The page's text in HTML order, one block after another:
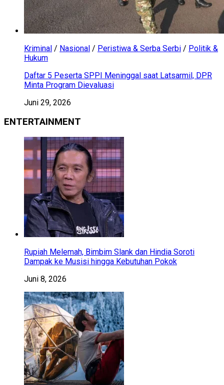
Kriminal / Nasional / Peristiwa & Serba Serbi / Politik &
Hukum
Daftar 5 Peserta SPPI Meninggal saat Latsarmil, DPR
Minta Program Dievaluasi
Juni 29, 2026
ENTERTAINMENT
Rupiah Melemah, Bimbim Slank dan Hindia Soroti
Dampak ke Musisi hingga Kebutuhan Pokok
Juni 8, 2026